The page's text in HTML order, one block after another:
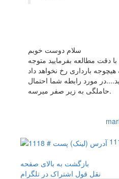
سلام دوست خوبم
دقت مطالعه بفرمایید متوجه
بارداری رخ نخواهد داد
مورد رابطه شما احتمال
حاملگی به زیر صفر میرسه.
بازگشت به بالای صفحه
نقل قول اشتراک در تلگرام